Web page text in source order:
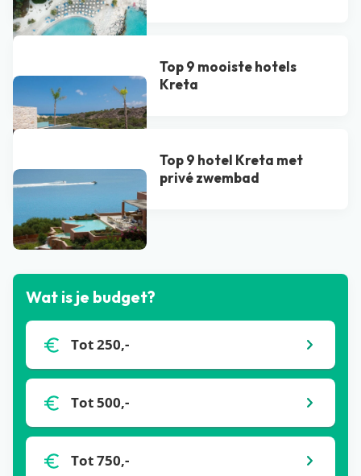
Top 9 mooiste hotels
Kreta
Top 9 hotel Kreta met
privé zwembad​
Bekijk alle blogs
Wat is je budget?
Tot 250,-
Tot 500,-
Tot 750,-